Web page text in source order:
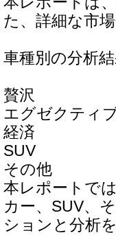
た、詳細な市
車種別の分析結
贅沢
エグゼクティ
経済
SUV
その他
本レポートで
カー、SUV、
ションと分析